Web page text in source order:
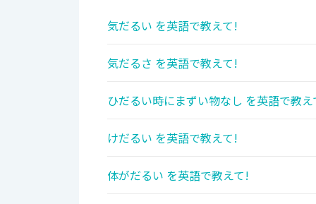
気だるい を英語で教えて!
気だるさ を英語で教えて!
ひだるい時にまずい物なし を英語で教
けだるい を英語で教えて!
体がだるい を英語で教えて!